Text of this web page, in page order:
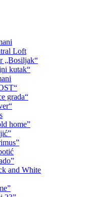
Loft
„Bosiljak“
kutak“
grada“
home”
and White